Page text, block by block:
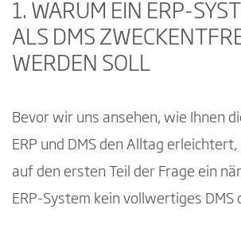
1. WARUM EIN ERP-
ALS DMS
WERDEN SOLL
Bevor wir uns ansehen, wie Ihnen
ERP und DMS den Alltag
auf den ersten Teil der Frage ein
ERP-System kein vollwertiges DMS